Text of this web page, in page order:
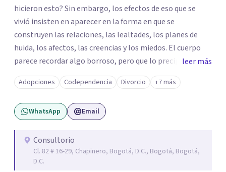
hicieron esto? Sin embargo, los efectos de eso que se
vivió insisten en aparecer en la forma en que se
construyen las relaciones, las lealtades, los planes de
huida, los afectos, las creencias y los miedos. El cuerpo
parece recordar algo borroso, pero que lo precipita a
reaccionar cuando siente una amenaza. Algunas personas
parecen notar que algo pasa y, de vez en cuando, en la
propia persona aparece la pregunta: ¿tendrá que ver esto
con lo que me pasó? De las violencias es difícil hablar con
proteger de esa historia difícil; a veces, por la misma duda
que se tiene sobre lo que pasó; y, a veces, por los silencios
que se impusieron para no hablar. Te propongo una
leer más
Adopciones Codependencia Divorcio +7 más
WhatsApp Email
Consultorio
Cl. 82 # 16-29, Chapinero, Bogotá, D.C., Bogotá, Bogotá,
D.C.